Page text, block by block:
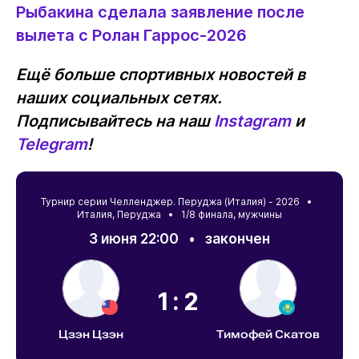
Рыбакина сделала заявление после
вылета с Ролан Гаррос-2026
Ещё больше спортивных новостей в
наших социальных сетях.
Подписывайтесь на нашInstagramи
Telegram!
Турнир серии Челленджер. Перуджа (Италия) - 2026 •
Италия, Перуджа • 1/8 финала, мужчины
3 июня 22:00 • закончен
Цзэн Цзэн
1:2
Тимофей Скатов